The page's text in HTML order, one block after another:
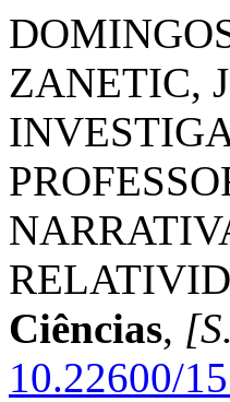
ZANETIC,
Ciências,
10.22600/